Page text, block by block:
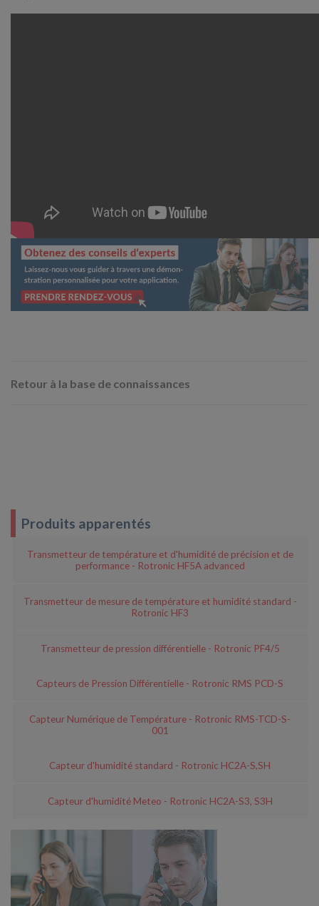
Retour à la base de connaissances
Produits apparentés
Transmetteur de température et d'humidité de précision et de
performance - Rotronic HF5A advanced
Transmetteur de mesure de température et humidité standard -
Rotronic HF3
Transmetteur de pression différentielle - Rotronic PF4/5
Capteurs de Pression Différentielle - Rotronic RMS PCD-S
Capteur Numérique de Température - Rotronic RMS-TCD-S-
001
Capteur d'humidité standard - Rotronic HC2A-S,SH
Capteur d'humidité Meteo - Rotronic HC2A-S3, S3H